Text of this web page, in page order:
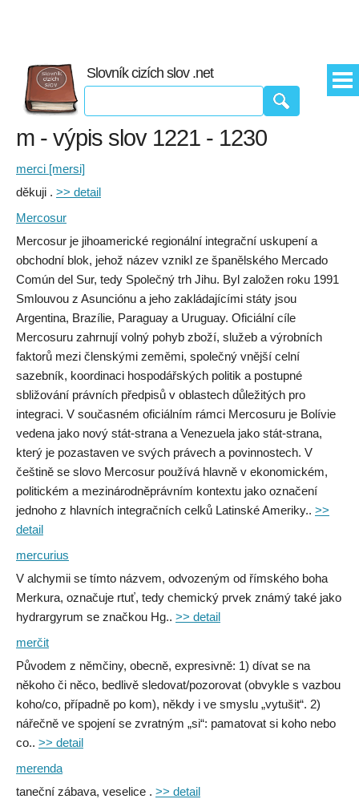
Slovník cizích slov .net
m - výpis slov 1221 - 1230
merci [mersi]
děkuji . >> detail
Mercosur
Mercosur je jihoamerické regionální integrační uskupení a
obchodní blok, jehož název vznikl ze španělského Mercado
Común del Sur, tedy Společný trh Jihu. Byl založen roku 1991
Smlouvou z Asunciónu a jeho zakládajícími státy jsou
Argentina, Brazílie, Paraguay a Uruguay. Oficiální cíle
Mercosuru zahrnují volný pohyb zboží, služeb a výrobních
faktorů mezi členskými zeměmi, společný vnější celní
sazebník, koordinaci hospodářských politik a postupné
sbližování právních předpisů v oblastech důležitých pro
integraci. V současném oficiálním rámci Mercosuru je Bolívie
vedena jako nový stát-strana a Venezuela jako stát-strana,
který je pozastaven ve svých právech a povinnostech. V
češtině se slovo Mercosur používá hlavně v ekonomickém,
politickém a mezinárodněprávním kontextu jako označení
jednoho z hlavních integračních celků Latinské Ameriky.. >>
detail
mercurius
V alchymii se tímto názvem, odvozeným od římského boha
Merkura, označuje rtuť, tedy chemický prvek známý také jako
hydrargyrum se značkou Hg.. >> detail
merčit
Původem z němčiny, obecně, expresivně: 1) dívat se na
někoho či něco, bedlivě sledovat/pozorovat (obvykle s vazbou
koho/co, případně po kom), někdy i ve smyslu „vytušit“. 2)
nářečně ve spojení se zvratným „si“: pamatovat si koho nebo
co.. >> detail
merenda
taneční zábava, veselice . >> detail